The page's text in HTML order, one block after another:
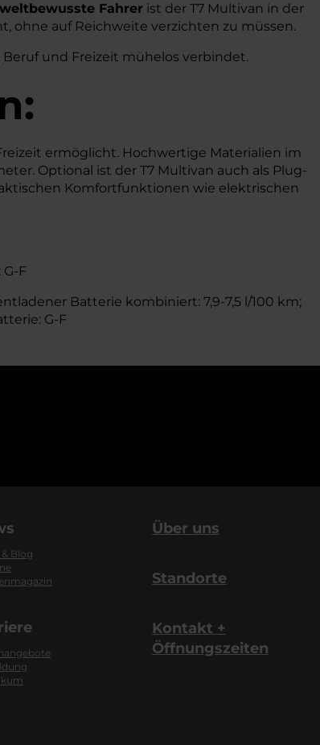
Fahrer ist der T7 Multivan in der
ohne auf Reichweite verzichten zu müssen.
und Freizeit mühelos verbindet.
ermöglicht. Hochwertige Materialien im
Optional ist der T7 Multivan auch als Plug-
Komfortfunktionen wie elektrischen
G-F
Batterie kombiniert: 7,9-7,5 l/100 km;
G-F
Blog
Über uns
Standorte
Kontakt +
Öffnungszeiten